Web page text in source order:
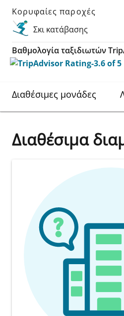
Κορυφαίες παροχές
Σκι κατάβασης
Βαθμολογία ταξιδιωτών
Διαθέσιμες μονάδες
Διαθέσιμα